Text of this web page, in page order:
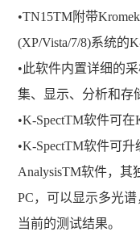
•TN15TM附带
(XP/Vista/7/8)系统的
•此软件内置详细的
集、显示、分析和存
•K-SpectTM软件可在
•K-SpectTM软件可
AnalysisTM软件，其
PC，可以显示多光
当前的测试结果。